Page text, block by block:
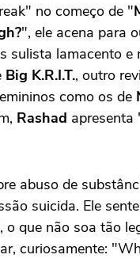
no começo de "
", ele acena para
sulista lamacento
Big K.R.I.T., outro
como os de
Rashad apresenta
abuso de
suicida. Ele
o que não soa tão
curiosamente: